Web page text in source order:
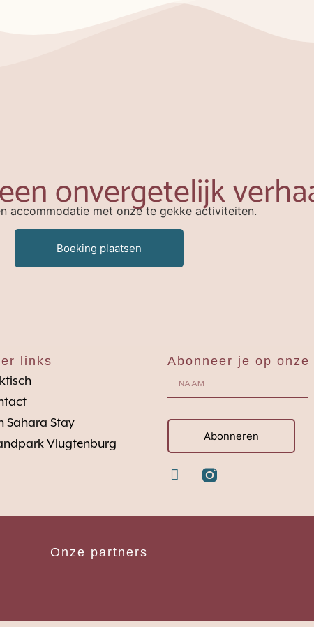
onvergetelijk
accommodatie met onze te gekke activiteiten.
Boeking plaatsen
links
Sahara Stay
Vlugtenburg
Abonneer je op onze
Abonneren
Onze partners